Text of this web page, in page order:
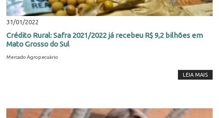
31/01/2022
Crédito Rural: Safra 2021/2022 já recebeu R$ 9,2 bilhões em
Mato Grosso do Sul
Mercado Agropecuário
LEIA MAIS